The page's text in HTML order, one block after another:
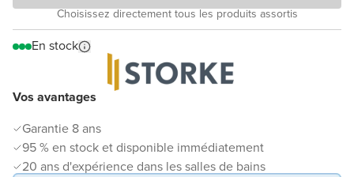
Vos avantages
Garantie 8 ans
95 % en stock et disponible immédiatement
20 ans d'expérience dans les salles de bains
Choisissez directement tous les produits assortis
En stock